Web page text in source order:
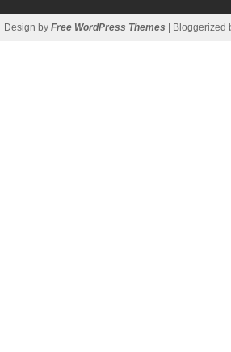
Design by Free WordPress Themes | Bloggerized